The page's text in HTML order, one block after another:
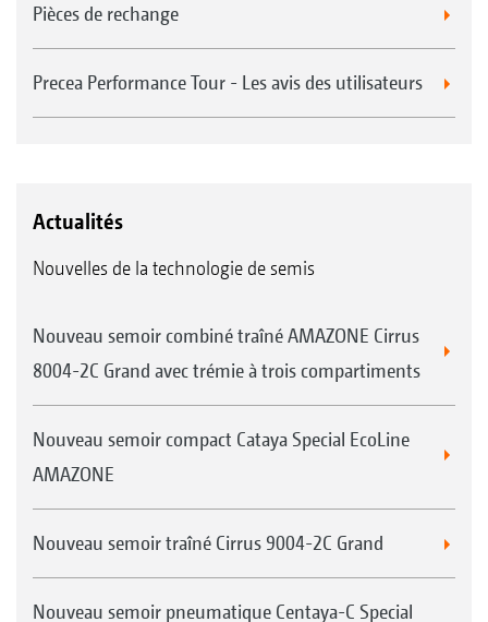
Pièces de rechange
Precea Performance Tour - Les avis des utilisateurs
Actualités
Nouvelles de la technologie de semis
Nouveau semoir combiné traîné AMAZONE Cirrus
8004-2C Grand avec trémie à trois compartiments
Nouveau semoir compact Cataya Special EcoLine
AMAZONE
Nouveau semoir traîné Cirrus 9004-2C Grand
Nouveau semoir pneumatique Centaya-C Special